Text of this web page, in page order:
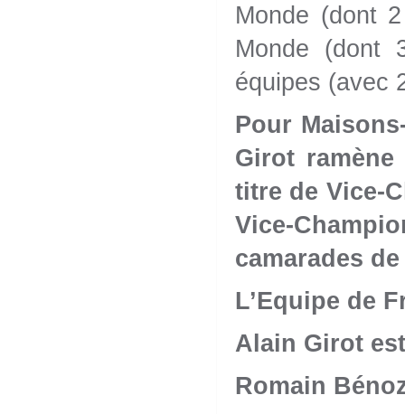
Monde (dont
Monde (dont
équipes (avec
Pour
Girot
titre de Vice-
Vice-
camarades
L’Equipe de
Alain Girot
Romain